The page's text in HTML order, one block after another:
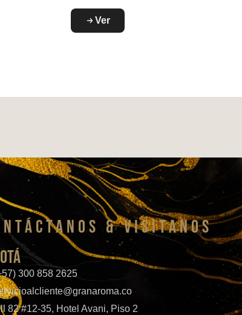
Ver
& VISITANOS
300 858 2625
82 #12-35, Hotel Avani, Piso 2